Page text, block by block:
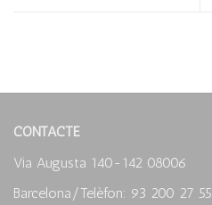
CONTACTE
Via Augusta 140-142 08006
Barcelona/Telèfon: 93 200 27 55